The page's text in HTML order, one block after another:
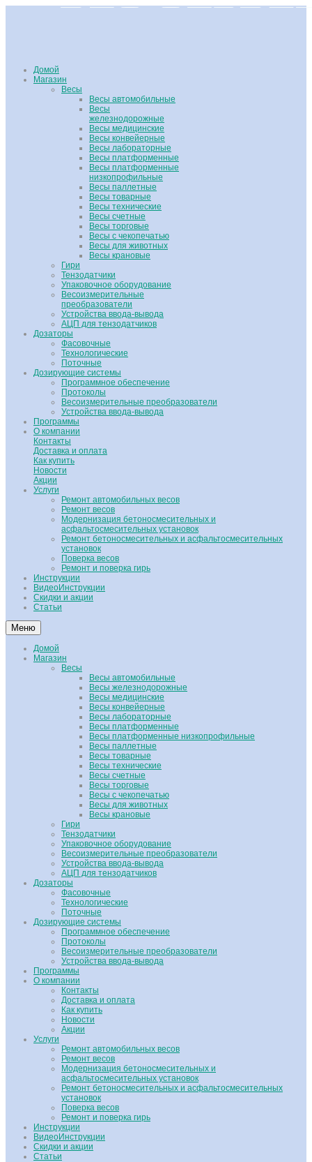
Домой
Магазин
Весы
Весы автомобильные
Весы
железнодорожные
Весы медицинские
Весы конвейерные
Весы лабораторные
Весы платформенные
Весы платформенные
низкопрофильные
Весы паллетные
Весы товарные
Весы технические
Весы счетные
Весы торговые
Весы с чекопечатью
Весы для животных
Весы крановые
Гири
Тензодатчики
Упаковочное оборудование
Весоизмерительные
преобразователи
Устройства ввода-вывода
АЦП для тензодатчиков
Дозаторы
Фасовочные
Технологические
Поточные
Дозирующие системы
Программное обеспечение
Протоколы
Весоизмерительные преобразователи
Устройства ввода-вывода
Программы
О компании
Контакты
Доставка и оплата
Как купить
Новости
Акции
Услуги
Ремонт автомобильных весов
Ремонт весов
Модернизация бетоносмесительных и
асфальтосмесительных установок
Ремонт бетоносмесительных и асфальтосмесительных
установок
Поверка весов
Ремонт и поверка гирь
Инструкции
ВидеоИнструкции
Скидки и акции
Статьи
Меню
Домой
Магазин
Весы
Весы автомобильные
Весы железнодорожные
Весы медицинские
Весы конвейерные
Весы лабораторные
Весы платформенные
Весы платформенные низкопрофильные
Весы паллетные
Весы товарные
Весы технические
Весы счетные
Весы торговые
Весы с чекопечатью
Весы для животных
Весы крановые
Гири
Тензодатчики
Упаковочное оборудование
Весоизмерительные преобразователи
Устройства ввода-вывода
АЦП для тензодатчиков
Дозаторы
Фасовочные
Технологические
Поточные
Дозирующие системы
Программное обеспечение
Протоколы
Весоизмерительные преобразователи
Устройства ввода-вывода
Программы
О компании
Контакты
Доставка и оплата
Как купить
Новости
Акции
Услуги
Ремонт автомобильных весов
Ремонт весов
Модернизация бетоносмесительных и
асфальтосмесительных установок
Ремонт бетоносмесительных и асфальтосмесительных
установок
Поверка весов
Ремонт и поверка гирь
Инструкции
ВидеоИнструкции
Скидки и акции
Статьи